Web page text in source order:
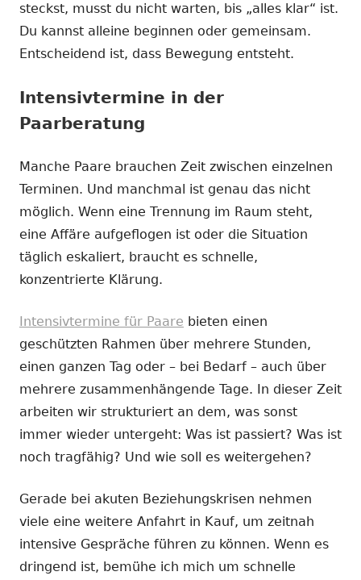
steckst, musst du nicht warten, bis „alles klar“ ist.
Du kannst alleine beginnen oder gemeinsam.
Entscheidend ist, dass Bewegung entsteht.
Intensivtermine in der
Paarberatung
Manche Paare brauchen Zeit zwischen einzelnen
Terminen. Und manchmal ist genau das nicht
möglich. Wenn eine Trennung im Raum steht,
eine Affäre aufgeflogen ist oder die Situation
täglich eskaliert, braucht es schnelle,
konzentrierte Klärung.
Intensivtermine für Paare bieten einen
geschützten Rahmen über mehrere Stunden,
einen ganzen Tag oder – bei Bedarf – auch über
mehrere zusammenhängende Tage. In dieser Zeit
arbeiten wir strukturiert an dem, was sonst
immer wieder untergeht: Was ist passiert? Was ist
noch tragfähig? Und wie soll es weitergehen?
Gerade bei akuten Beziehungskrisen nehmen
viele eine weitere Anfahrt in Kauf, um zeitnah
intensive Gespräche führen zu können. Wenn es
dringend ist, bemühe ich mich um schnelle